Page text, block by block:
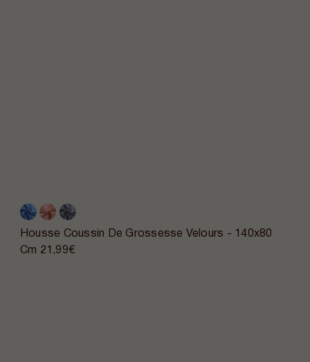
Housse Coussin De Grossesse Velours - 140x80
Cm 21,99€